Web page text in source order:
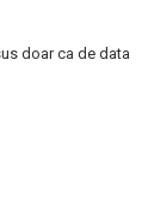
doar ca de data